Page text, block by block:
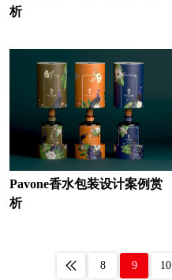
析
Pavone香水包装设计案例赏
析
8 9 10